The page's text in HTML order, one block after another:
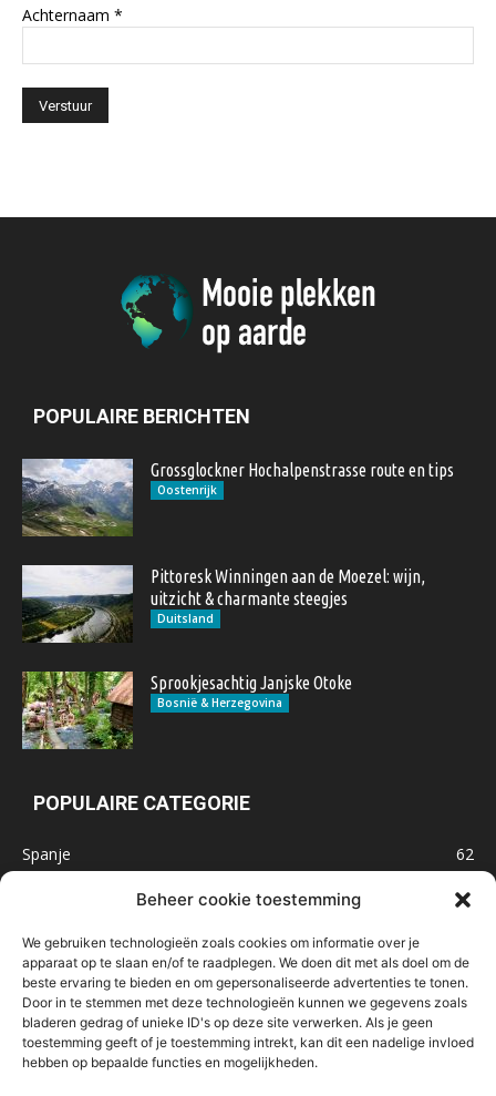
Beheer cookie toestemming
We gebruiken technologieën zoals cookies om informatie over je
apparaat op te slaan en/of te raadplegen. We doen dit met als doel om de
beste ervaring te bieden en om gepersonaliseerde advertenties te tonen.
Door in te stemmen met deze technologieën kunnen we gegevens zoals
bladeren gedrag of unieke ID's op deze site verwerken. Als je geen
toestemming geeft of je toestemming intrekt, kan dit een nadelige invloed
hebben op bepaalde functies en mogelijkheden.
Achternaam *
POPULAIRE BERICHTEN
Grossglockner Hochalpenstrasse route en tips
Oostenrijk
Pittoresk Winningen aan de Moezel: wijn,
uitzicht & charmante steegjes
Duitsland
Sprookjesachtig Janjske Otoke
Bosnië & Herzegovina
POPULAIRE CATEGORIE
Spanje
62
47
Marokko
32
IJsland
32
Malta
Roemenië
29